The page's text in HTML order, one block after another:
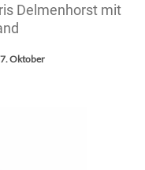
Delmenhorst mit
Oktober